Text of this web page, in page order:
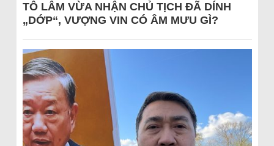
TÔ LÂM VỪA NHẬN CHỦ TỊCH ĐÃ DÍNH
„DỚP“, VƯỢNG VIN CÓ ÂM MƯU GÌ?